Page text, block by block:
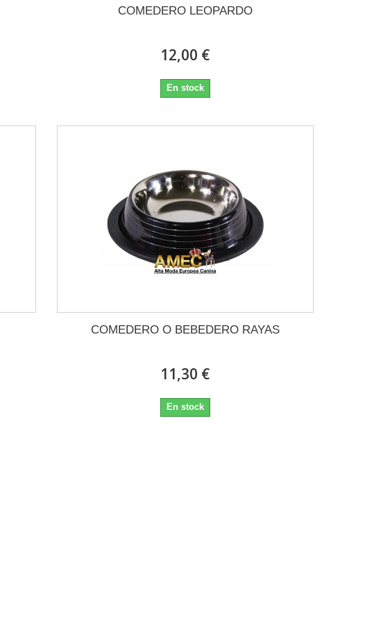
COMEDERO LEOPARDO
12,00 €
En stock
COMEDERO O BEBEDERO RAYAS
11,30 €
En stock